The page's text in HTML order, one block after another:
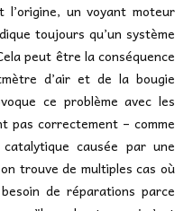
l’origine, un voyant moteur
toujours qu’un système
peut être la conséquence
d’air et de la bougie
ce problème avec les
pas correctement – comme
causée par une
trouve de multiples cas où
de réparations parce